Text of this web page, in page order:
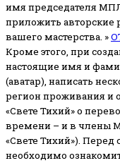
имя председателя
приложить авторские
вашего мастерства. »
Кроме этого, при
настоящие имя и
(аватар), написать
регион проживания и
«Свете Тихий» о
времени – и в члены
«Свете Тихий»). Перед
необходимо